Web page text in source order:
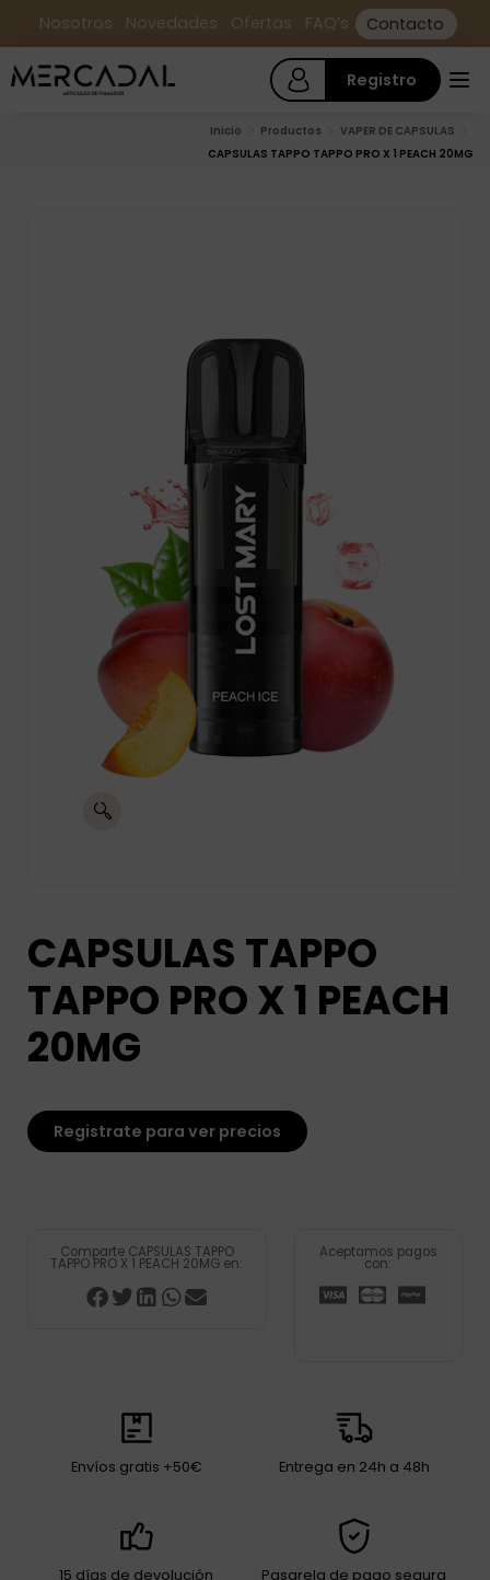
Nosotros Novedades Ofertas FAQ’s Contacto
Registro
Inicio Productos
VAPER DE CAPSULAS
CAPSULAS TAPPO TAPPO PRO X 1 PEACH 20MG
CAPSULAS TAPPO
TAPPO PRO X 1 PEACH
20MG
Registrate para ver precios
Comparte CAPSULAS TAPPO
TAPPO PRO X 1 PEACH 20MG en:
Aceptamos pagos
con:
Envíos gratis +50€ Entrega en 24h a 48h
15 días de devolución Pasarela de pago segura